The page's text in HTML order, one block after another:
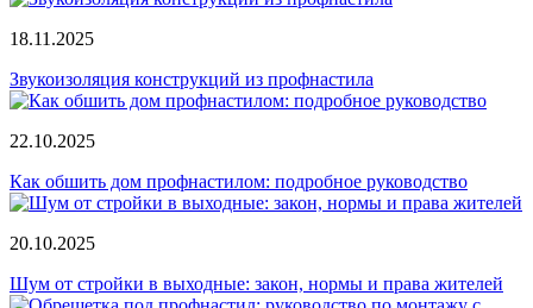
18.11.2025
Звукоизоляция конструкций из профнастила
22.10.2025
Как обшить дом профнастилом: подробное руководство
20.10.2025
Шум от стройки в выходные: закон, нормы и права жителей